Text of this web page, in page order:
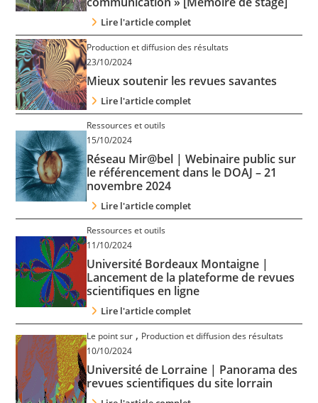
Lire l'article complet
Production et diffusion des résultats
23/10/2024
Mieux soutenir les revues savantes
Lire l'article complet
Ressources et outils
15/10/2024
Réseau Mir@bel | Webinaire public sur
le référencement dans le DOAJ – 21
novembre 2024
Lire l'article complet
Ressources et outils
11/10/2024
Université Bordeaux Montaigne |
Lancement de la plateforme de revues
scientifiques en ligne
Lire l'article complet
Le point sur , Production et diffusion des résultats
10/10/2024
Université de Lorraine | Panorama des
revues scientifiques du site lorrain